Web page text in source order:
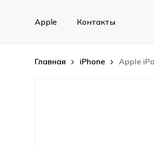
Apple Контакты
Главная iPhone Apple